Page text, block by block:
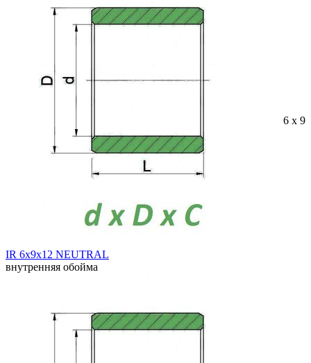
IR 6x9x12 NEUTRAL
внутренняя обойма
6 x 9